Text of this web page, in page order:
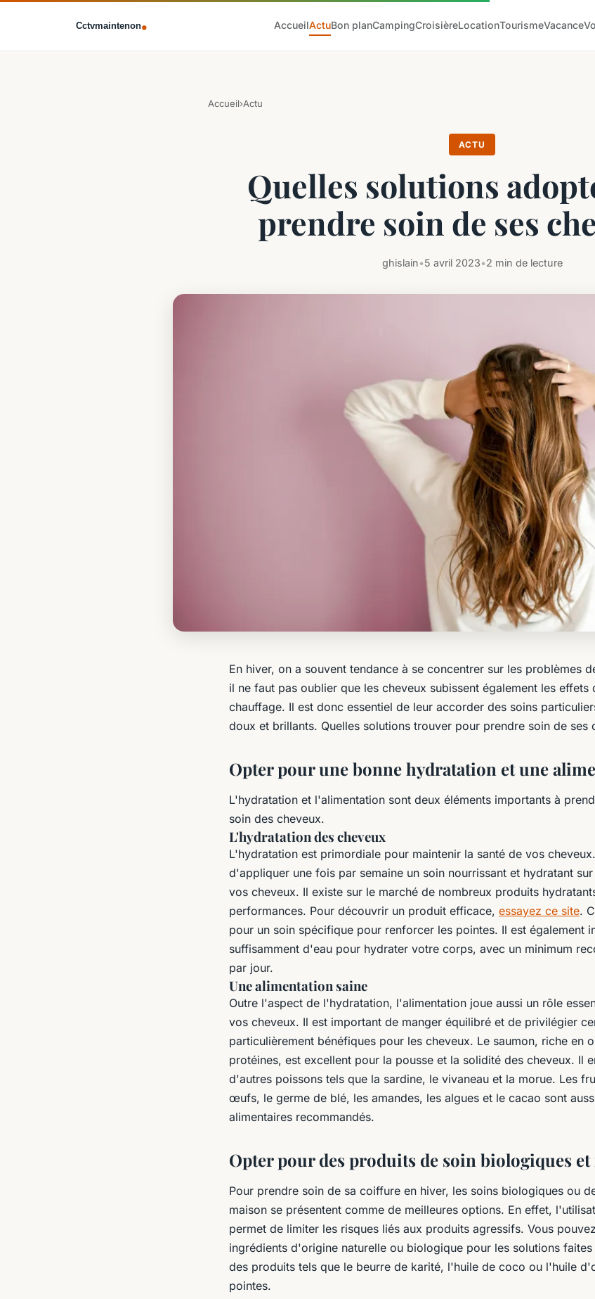
AccueilActuBon planCampingCroisièreLocationTourismeVacance
Accueil›Actu
ACTU
Quelles solutions
prendre soin de ses
ghislain•5 avril 2023•2 min de lecture
En hiver, on a souvent tendance à se concentrer sur les problèmes
il ne faut pas oublier que les cheveux subissent également les
chauffage. Il est donc essentiel de leur accorder des soins
doux et brillants. Quelles solutions trouver pour prendre soin de ses
Opter pour une bonne hydratation et une
L'hydratation et l'alimentation sont deux éléments importants à
soin des cheveux.
L'hydratation des cheveux
L'hydratation est primordiale pour maintenir la santé de vos
d'appliquer une fois par semaine un soin nourrissant et hydratant
vos cheveux. Il existe sur le marché de nombreux produits
performances. Pour découvrir un produit efficace, essayez ce site.
pour un soin spécifique pour renforcer les pointes. Il est également
suffisamment d'eau pour hydrater votre corps, avec un minimum
par jour.
Une alimentation saine
Outre l'aspect de l'hydratation, l'alimentation joue aussi un rôle
vos cheveux. Il est important de manger équilibré et de privilégier
particulièrement bénéfiques pour les cheveux. Le saumon, riche en
protéines, est excellent pour la pousse et la solidité des cheveux. Il
d'autres poissons tels que la sardine, le vivaneau et la morue. Les
œufs, le germe de blé, les amandes, les algues et le cacao sont
alimentaires recommandés.
Opter pour des produits de soin biologiques
Pour prendre soin de sa coiffure en hiver, les soins biologiques ou
maison se présentent comme de meilleures options. En effet,
permet de limiter les risques liés aux produits agressifs. Vous
ingrédients d'origine naturelle ou biologique pour les solutions
des produits tels que le beurre de karité, l'huile de coco ou l'huile
pointes.